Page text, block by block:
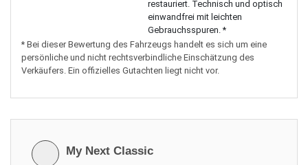
My Next Classic
restauriert. Technisch und optisch
einwandfrei mit leichten
Gebrauchsspuren. *
* Bei dieser Bewertung des Fahrzeugs handelt es sich um eine
persönliche und nicht rechtsverbindliche Einschätzung des
Verkäufers. Ein offizielles Gutachten liegt nicht vor.